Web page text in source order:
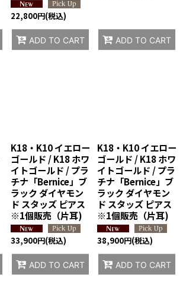
22,800円(税込)
ADD TO CART ADD TO CART
K18・K10 イエロー
ゴールド / K18 ホワ
イトゴールド / プラ
チナ「Bernice」ブ
ラック ダイヤモン
ド スタッズ ピアス
※1個販売（片耳)
33,900円(税込)
ADD TO CART
K18・K10 イエロー
ゴールド / K18 ホワ
イトゴールド / プラ
チナ「Bernice」ブ
ラック ダイヤモン
ド スタッズ ピアス
※1個販売（片耳)
38,900円(税込)
ADD TO CART